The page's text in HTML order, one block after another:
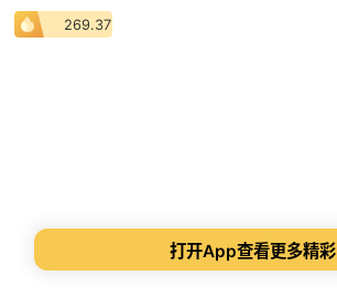
269.37
打开App查看更多精彩